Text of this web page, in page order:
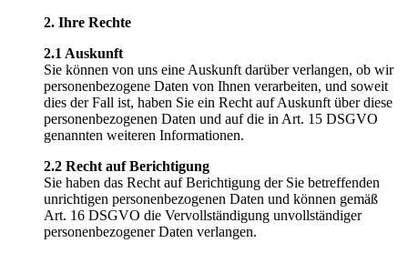
2. Ihre Rechte
2.1 Auskunft
Sie können von uns eine Auskunft darüber verlangen, ob wir
personenbezogene Daten von Ihnen verarbeiten, und soweit
dies der Fall ist, haben Sie ein Recht auf Auskunft über diese
personenbezogenen Daten und auf die in Art. 15 DSGVO
genannten weiteren Informationen.
2.2 Recht auf Berichtigung
Sie haben das Recht auf Berichtigung der Sie betreffenden
unrichtigen personenbezogenen Daten und können gemäß
Art. 16 DSGVO die Vervollständigung unvollständiger
personenbezogener Daten verlangen.